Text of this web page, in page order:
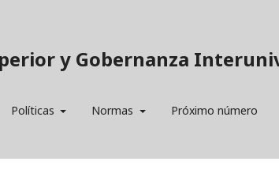
y Gobernanza
Políticas Normas Próximo número